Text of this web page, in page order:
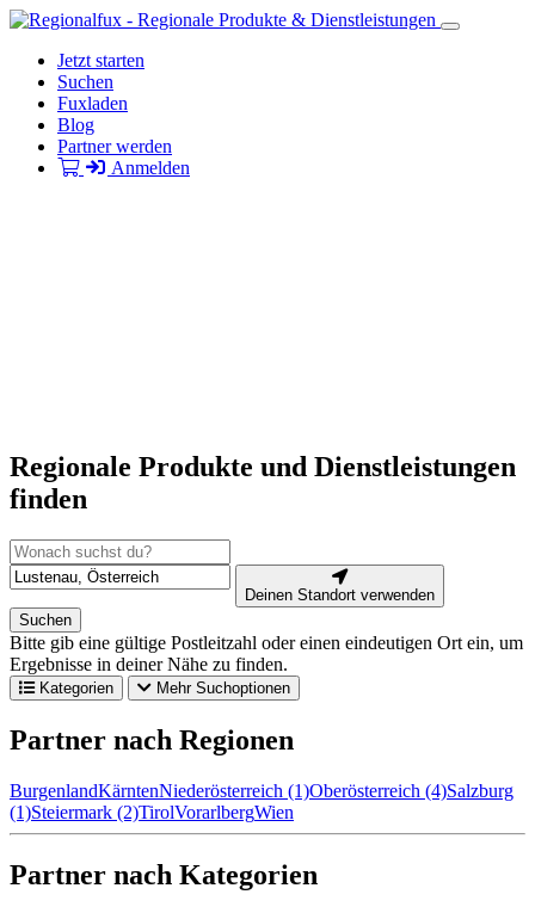
Jetzt starten
Suchen
Fuxladen
Blog
Partner werden
Anmelden
Regionale Produkte und Dienstleistungen
finden
Deinen Standort verwenden
Suchen
Bitte gib eine gültige Postleitzahl oder einen eindeutigen Ort ein, um
Ergebnisse in deiner Nähe zu finden.
Kategorien Mehr Suchoptionen
Partner nach Regionen
BurgenlandKärntenNiederösterreich (1)Oberösterreich (4)Salzburg
(1)Steiermark (2)TirolVorarlbergWien
Partner nach Kategorien